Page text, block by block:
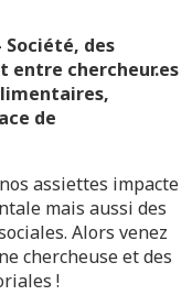
des
entre chercheur.es
de
assiettes impacte
mais aussi des
Alors venez
chercheuse et des
!